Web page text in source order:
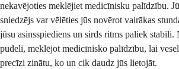
nekavējoties meklējiet medicīnisku palīdzību.
sniedzējs var vēlēties jūs novērot vairākas
jūsu asinsspiediens un sirds ritms paliek stabili.
pudeli, meklējot medicīnisko palīdzību, lai
precīzi zinātu, ko un cik daudz jūs lietojāt.